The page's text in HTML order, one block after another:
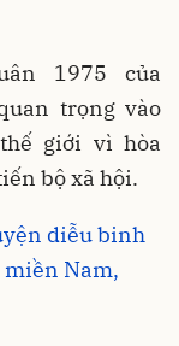
1975 của
trọng vào
giới vì hòa
bộ xã hội.
diễu binh
Nam,